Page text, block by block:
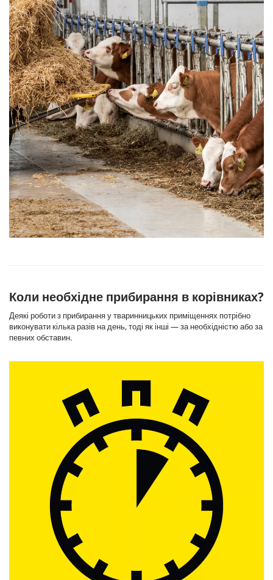
Коли необхідне прибирання в корівниках?
Деякі роботи з прибирання у тваринницьких приміщеннях потрібно
виконувати кілька разів на день, тоді як інші — за необхідністю або за
певних обставин.